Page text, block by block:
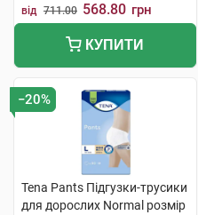
від 711.00 568.80 грн
КУПИТИ
−20%
Tena Pants Підгузки-трусики
для дорослих Normal розмір